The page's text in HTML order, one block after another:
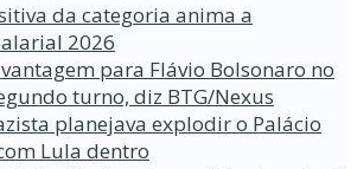
da categoria anima a
2026
para Flávio Bolsonaro no
turno, diz BTG/Nexus
planejava explodir o Palácio
Lula dentro